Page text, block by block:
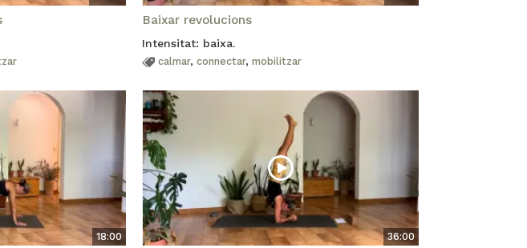
Baixar revolucions
Intensitat: baixa.
calmar,connectar,mobilitzar
18:00 36:00